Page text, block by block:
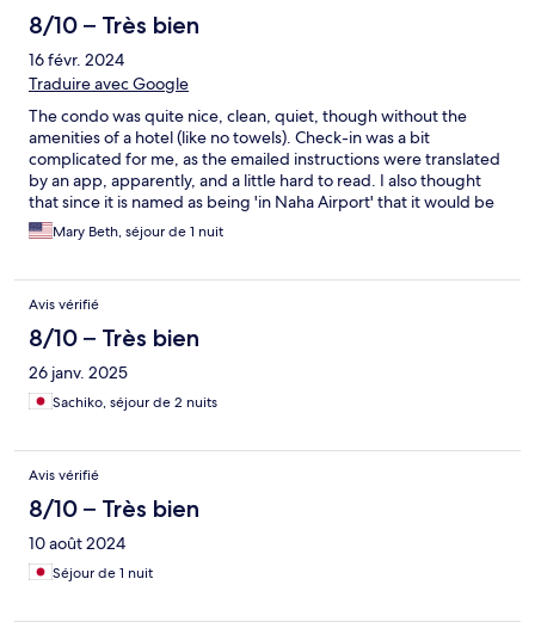
8/10 – Très bien
16 févr. 2024
Traduire avec Google
The condo was quite nice, clean, quiet, though without the
amenities of a hotel (like no towels). Check-in was a bit
complicated for me, as the emailed instructions were translated
by an app, apparently, and a little hard to read. I also thought
that since it is named as being 'in Naha Airport' that it would be
in the airport or at least have transport options to get to the
airport, but it did not, so that got complicated. On the plus side,
basic food needs and the condo had microwave and
refrigerator.
Mary Beth, séjour de 1 nuit
Avis vérifié
8/10 – Très bien
26 janv. 2025
Sachiko, séjour de 2 nuits
Avis vérifié
8/10 – Très bien
10 août 2024
Séjour de 1 nuit